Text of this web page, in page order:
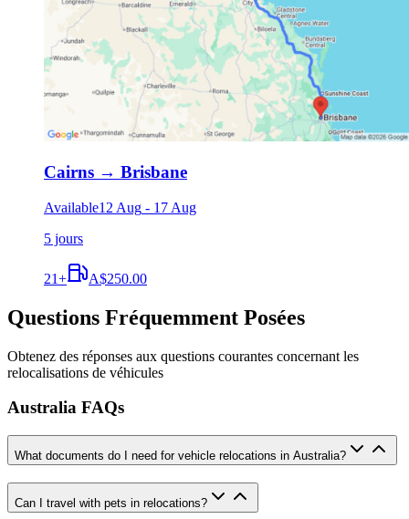
Cairns → Brisbane
Available12 Aug - 17 Aug
5 jours
21+ A$250.00
Questions Fréquemment Posées
Obtenez des réponses aux questions courantes concernant les
relocalisations de véhicules
Australia FAQs
What documents do I need for vehicle relocations in Australia?
Can I travel with pets in relocations?